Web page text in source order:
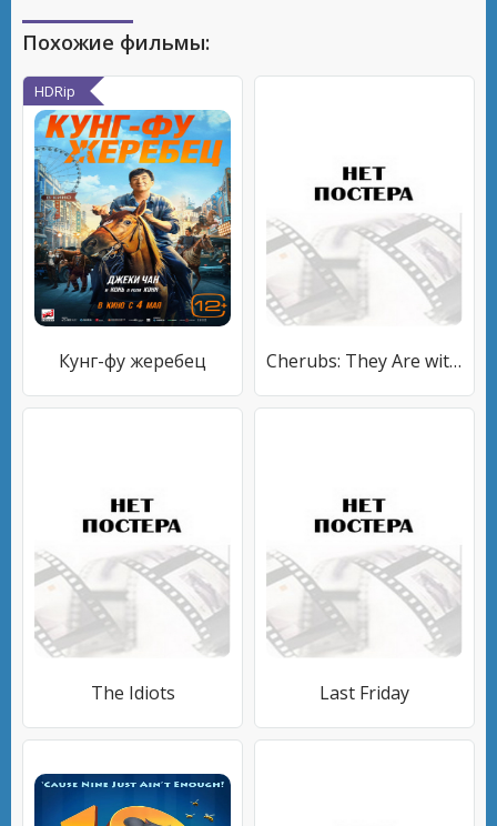
Похожие фильмы:
HDRip
Кунг-фу жеребец Cherubs: They Are with Us!
The Idiots Last Friday